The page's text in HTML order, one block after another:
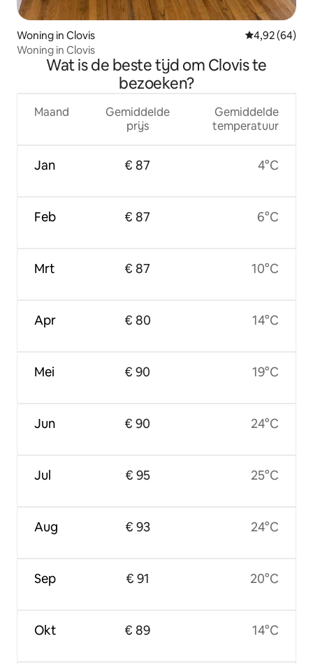
Woning in Clovis Gemiddelde
4,92 (64)
Woning in Clovis
Wat is de beste tijd om Clovis te
bezoeken?
Maand
Jan
Feb
Mrt
Apr
Mei
Jun
Jul
Aug
Sep
Okt
Gemiddelde
prijs
€ 87
€ 87
€ 87
€ 80
€ 90
€ 90
€ 95
€ 93
€ 91
€ 89
Gemiddelde
temperatuur
4°C
6°C
10°C
14°C
19°C
24°C
25°C
24°C
20°C
14°C